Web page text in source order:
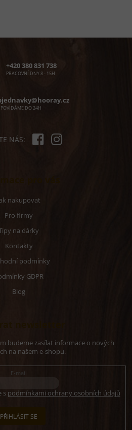
+420 380 831 738
PRACOVNÍ DNY 8 - 15H
DO 24H
NÁS:
nakupovat
Pro firmy
na dárky
Kontakty
podmínky
GDPR
Blog
budeme zasílat informace o nových
na našem e-shopu.
E-mail
s podmínkami ochrany osobních údajů
PŘIHLÁSIT SE